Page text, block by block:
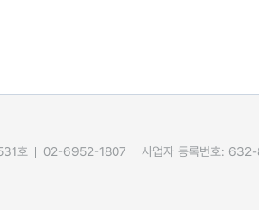
호 02-6952-1807 사업자 등록번호: